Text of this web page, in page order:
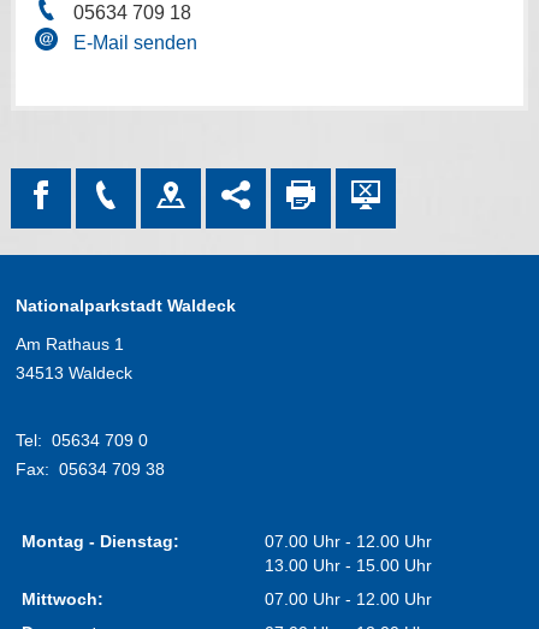
05634 709 18
E-Mail senden
Nationalparkstadt Waldeck
Am Rathaus 1
34513 Waldeck
Tel: 05634 709 0
Fax: 05634 709 38
Montag - Dienstag:
07.00 Uhr - 12.00 Uhr
13.00 Uhr - 15.00 Uhr
Mittwoch:
07.00 Uhr - 12.00 Uhr